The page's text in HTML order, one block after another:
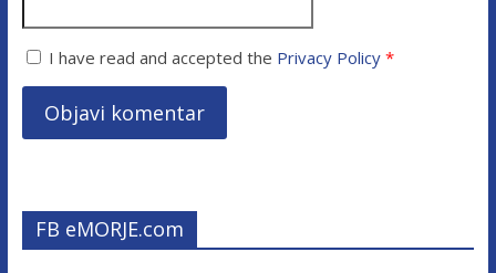
I have read and accepted the Privacy Policy*
FB eMORJE.com